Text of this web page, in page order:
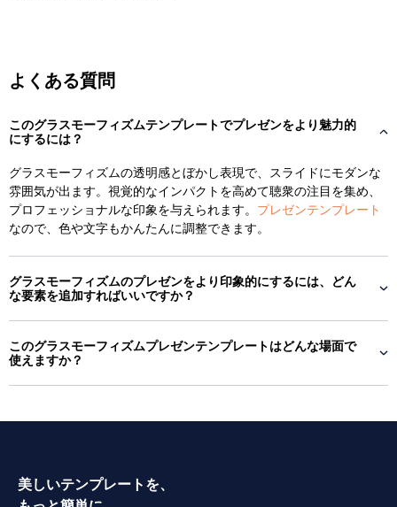
よくある質問
このグラスモーフィズムテンプレートでプレゼンをより魅力的
にするには？
グラスモーフィズムの透明感とぼかし表現で、スライドにモダンな
雰囲気が出ます。視覚的なインパクトを高めて聴衆の注目を集め、
プロフェッショナルな印象を与えられます。 プレゼンテンプレート
なので、色や文字もかんたんに調整できます。
グラスモーフィズムのプレゼンをより印象的にするには、どん
な要素を追加すればいいですか？
このグラスモーフィズムプレゼンテンプレートはどんな場面で
使えますか？
美しいテンプレートを、